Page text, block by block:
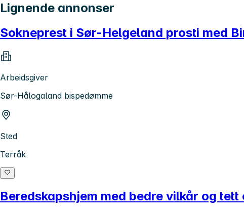
Lignende annonser
Sokneprest i Sør-Helgeland prosti med
Arbeidsgiver
Sør-Hålogaland bispedømme
Sted
Terråk
Beredskapshjem med bedre vilkår og